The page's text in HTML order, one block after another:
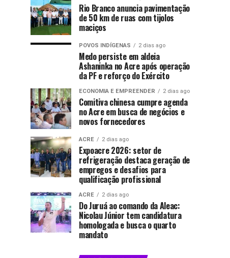
Rio Branco anuncia pavimentação
de 50 km de ruas com tijolos
maciços
POVOS INDÍGENAS 2 dias ago
Medo persiste em aldeia
Ashaninka no Acre após operação
da PF e reforço do Exército
ECONOMIA E EMPREENDER 2 dias ago
Comitiva chinesa cumpre agenda
no Acre em busca de negócios e
novos fornecedores
ACRE 2 dias ago
Expoacre 2026: setor de
refrigeração destaca geração de
empregos e desafios para
qualificação profissional
ACRE 2 dias ago
Do Juruá ao comando da Aleac:
Nicolau Júnior tem candidatura
homologada e busca o quarto
mandato